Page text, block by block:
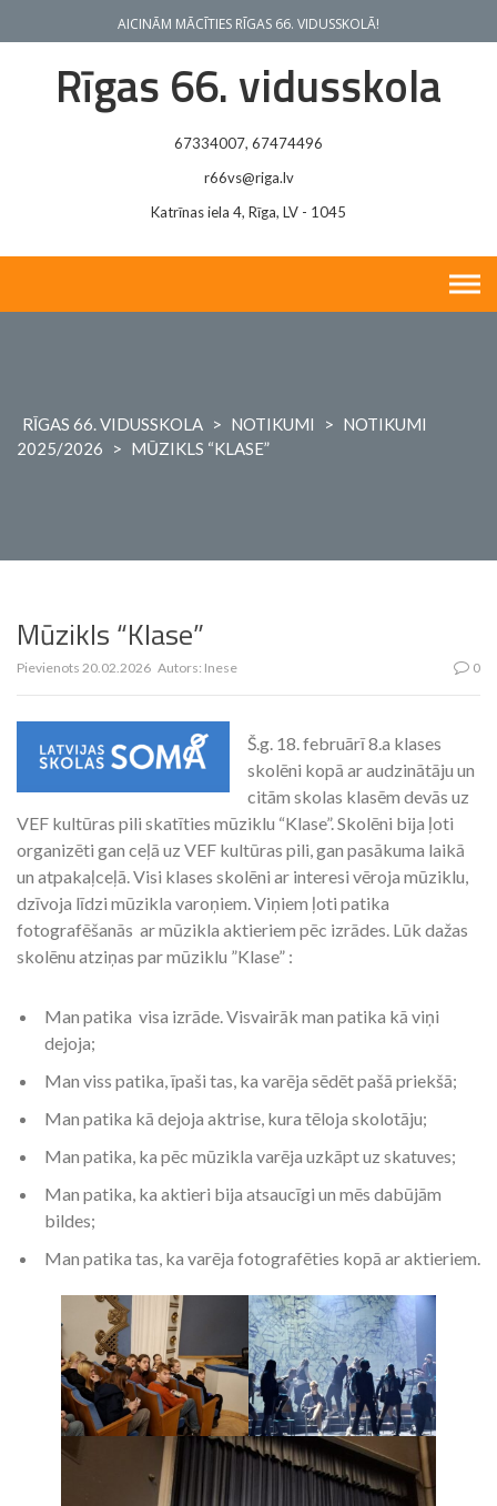
AICINĀM MĀCĪTIES RĪGAS 66. VIDUSSKOLĀ!
Rīgas 66. vidusskola
67334007, 67474496
r66vs@riga.lv
Katrīnas iela 4, Rīga, LV - 1045
RĪGAS 66. VIDUSSKOLA > NOTIKUMI > NOTIKUMI
2025/2026
> MŪZIKLS “KLASE”
Mūzikls “Klase”
Pievienots 20.02.2026 Autors: Inese 0
Š.g. 18. februārī 8.a klases
skolēni kopā ar audzinātāju un
citām skolas klasēm devās uz
VEF kultūras pili skatīties mūziklu “Klase”. Skolēni bija ļoti
organizēti gan ceļā uz VEF kultūras pili, gan pasākuma laikā
un atpakaļceļā. Visi klases skolēni ar interesi vēroja mūziklu,
dzīvoja līdzi mūzikla varoņiem. Viņiem ļoti patika
fotografēšanās ar mūzikla aktieriem pēc izrādes. Lūk dažas
skolēnu atziņas par mūziklu ”Klase” :
Man patika visa izrāde. Visvairāk man patika kā viņi
dejoja;
Man viss patika, īpaši tas, ka varēja sēdēt pašā priekšā;
Man patika kā dejoja aktrise, kura tēloja skolotāju;
Man patika, ka pēc mūzikla varēja uzkāpt uz skatuves;
Man patika, ka aktieri bija atsaucīgi un mēs dabūjām
bildes;
Man patika tas, ka varēja fotografēties kopā ar aktieriem.